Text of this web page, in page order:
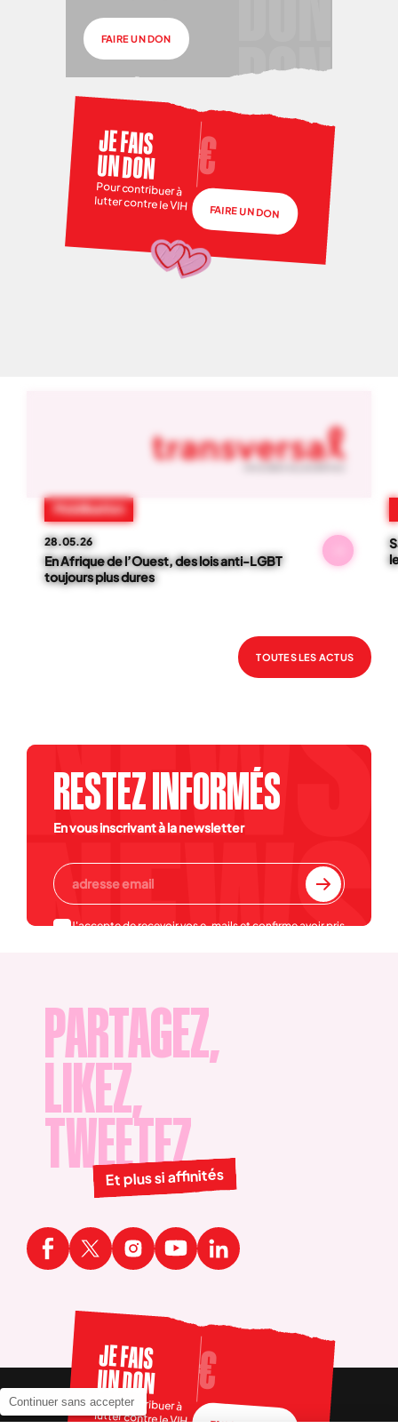
Continuer sans accepter
FAIRE UN DON
JE FAIS
UN DON
Pour contribuer à
lutter contre le VIH FAIRE UN DON
NOS ACTUS
Mobilisation
28.05.26
En Afrique de l’Ouest, des lois anti-LGBT
toujours plus dures
TOUTES LES ACTUS
RESTEZ INFORMÉS
En vous inscrivant à la newsletter
J'accepte de recevoir vos e-mails et confirme avoir pris
PARTAGEZ,
LIKEZ,
TWEETEZ
Et plus si affinités
JE FAIS
UN DON
Pour contribuer à
lutter contre le VIH